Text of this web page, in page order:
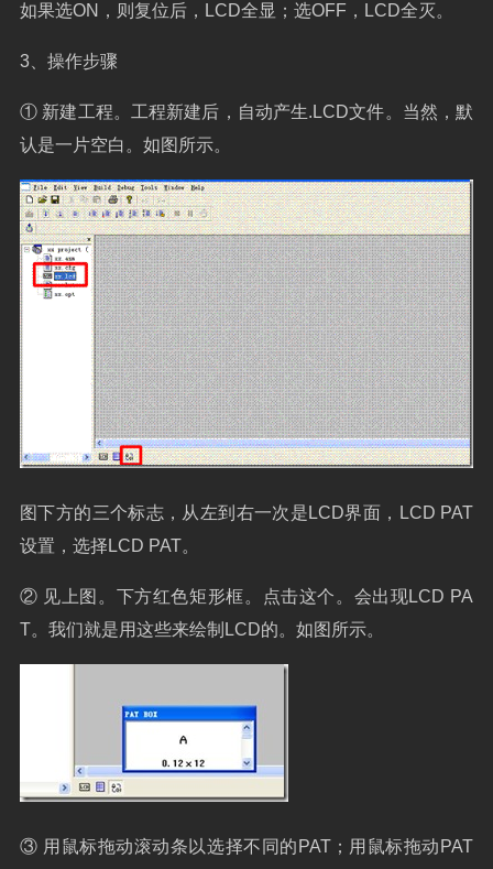
如果选ON ，则复位后， LCD全显；选OFF ， LCD全灭。
3 、操作步骤
① 新建工程。工程新建后，自动产生.LCD文件。当然，默
认是一片空白。如图所示。
图下方的三个标志，从左到右一次是 LCD界面，
LCD PAT
设置，选择 LCD PAT。
② 见上图。下方红色矩形框。点击这个。会出现LCD PA
T。我们就是用这些来绘制 LCD的。如图所示。
③ 用鼠标拖动滚动条以选择不同的 PAT；用鼠标拖动 PAT